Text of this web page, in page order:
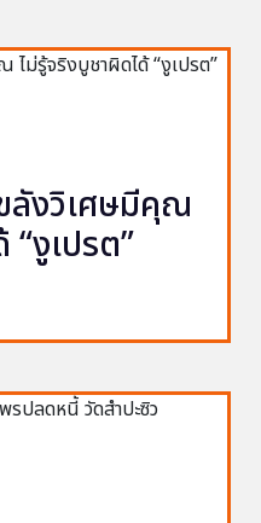
ลังวิเศษมีคุณ
“งูเปรต”